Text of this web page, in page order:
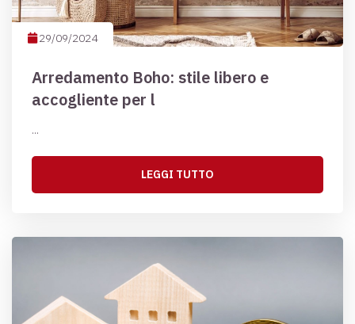
29/09/2024
Arredamento Boho: stile libero e
accogliente per l
...
LEGGI TUTTO